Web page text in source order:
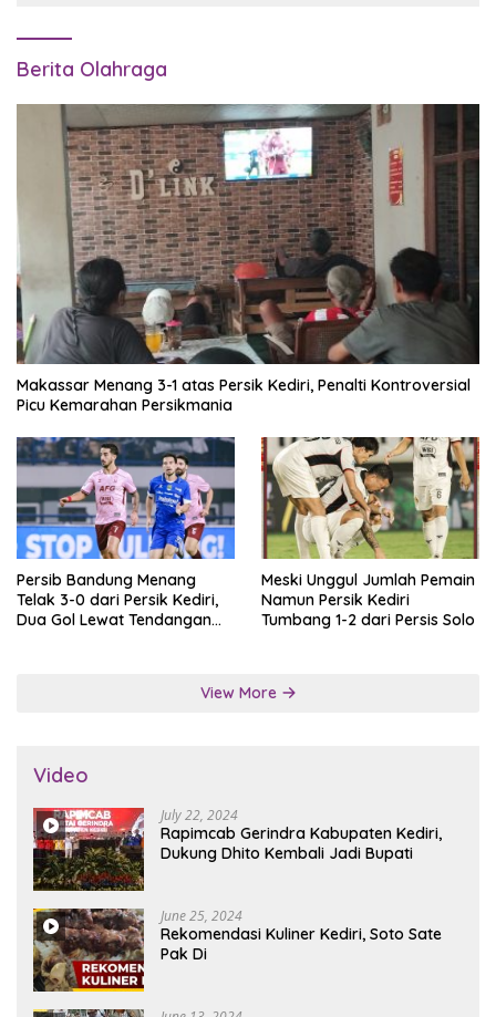
Berita Olahraga
Makassar Menang 3-1 atas Persik Kediri, Penalti Kontroversial
Picu Kemarahan Persikmania
Persib Bandung Menang
Telak 3-0 dari Persik Kediri,
Dua Gol Lewat Tendangan
Meski Unggul Jumlah Pemain
Namun Persik Kediri
Tumbang 1-2 dari Persis Solo
View More
Video
July 22, 2024
Rapimcab Gerindra Kabupaten Kediri,
Dukung Dhito Kembali Jadi Bupati
June 25, 2024
Rekomendasi Kuliner Kediri, Soto Sate
Pak Di